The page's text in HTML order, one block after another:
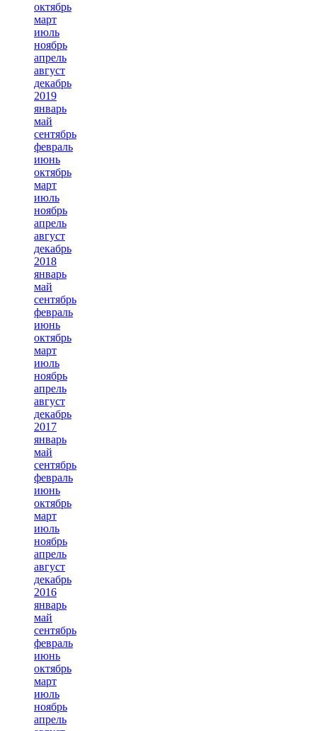
октябрь
март
июль
ноябрь
апрель
август
декабрь
2019
январь
май
сентябрь
февраль
июнь
октябрь
март
июль
ноябрь
апрель
август
декабрь
2018
январь
май
сентябрь
февраль
июнь
октябрь
март
июль
ноябрь
апрель
август
декабрь
2017
январь
май
сентябрь
февраль
июнь
октябрь
март
июль
ноябрь
апрель
август
декабрь
2016
январь
май
сентябрь
февраль
июнь
октябрь
март
июль
ноябрь
апрель